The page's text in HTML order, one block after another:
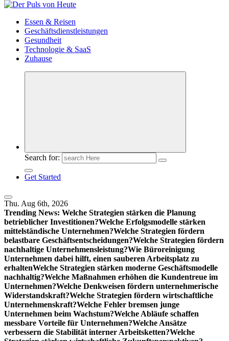
Meldungen die Resonanz finden
Essen & Reisen
Geschäftsdienstleistungen
Gesundheit
Technologie & SaaS
Zuhause
Search for:
Get Started
Thu. Aug 6th, 2026
Trending News: Welche Strategien stärken die Planung
betrieblicher Investitionen?Welche Erfolgsmodelle stärken
mittelständische Unternehmen?Welche Strategien fördern
belastbare Geschäftsentscheidungen?Welche Strategien fördern
nachhaltige Unternehmensleistung?Wie Büroreinigung
Unternehmen dabei hilft, einen sauberen Arbeitsplatz zu
erhaltenWelche Strategien stärken moderne Geschäftsmodelle
nachhaltig?Welche Maßnahmen erhöhen die Kundentreue im
Unternehmen?Welche Denkweisen fördern unternehmerische
Widerstandskraft?Welche Strategien fördern wirtschaftliche
Unternehmenskraft?Welche Fehler bremsen junge
Unternehmen beim Wachstum?Welche Abläufe schaffen
messbare Vorteile für Unternehmen?Welche Ansätze
verbessern die Stabilität interner Arbeitsketten?Welche